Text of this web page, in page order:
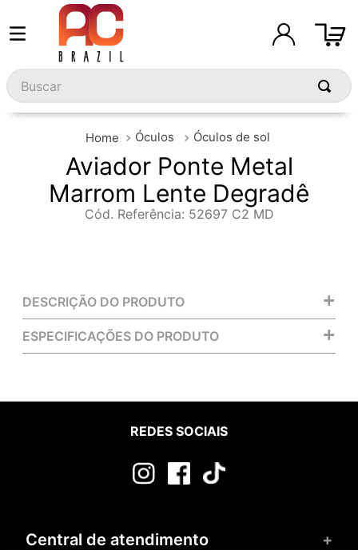
Buscar
Óculos Óculos de sol
Aviador Ponte Metal
Marrom Lente Degradê
Cód. Referência: 52697 C2 MD
DESCRIÇÃO DO PRODUTO +
ESPECIFICAÇÕES DO PRODUTO +
REDES SOCIAIS
Central de atendimento +